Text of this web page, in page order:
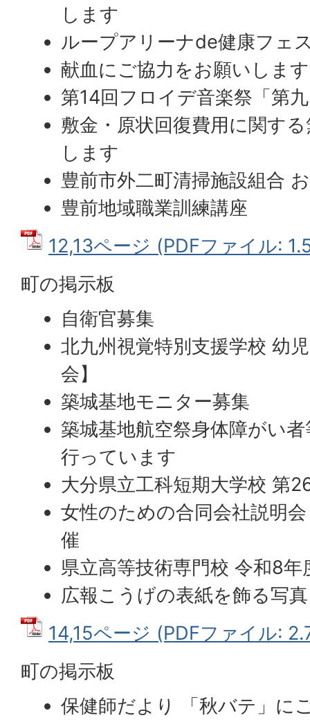
します
ループアリーナde健康フェ
献血にご協力をお願いします
第14回フロイデ音楽祭「第
敷金・原状回復費用に関す
します
豊前市外二町清掃施設組合
豊前地域職業訓練講座
12,13ページ (PDFファイル:
町の掲示板
自衛官募集
北九州視覚特別支援学校 幼
会】
築城基地モニター募集
築城基地航空祭身体障がい
行っています
大分県立工科短期大学校 第
女性のための合同会社説明
催
県立高等技術専門校 令和8年
広報こうげの表紙を飾る写
14,15ページ (PDFファイル:
町の掲示板
保健師だより 「秋バテ」に